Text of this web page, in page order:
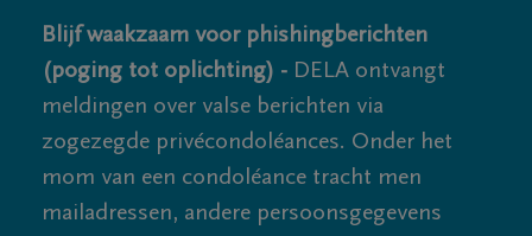
Blijf waakzaam voor phishingberichten
(poging tot oplichting) - DELA ontvangt
meldingen over valse berichten via
zogezegde privécondoléances. Onder het
mom van een condoléance tracht men
mailadressen, andere persoonsgegevens